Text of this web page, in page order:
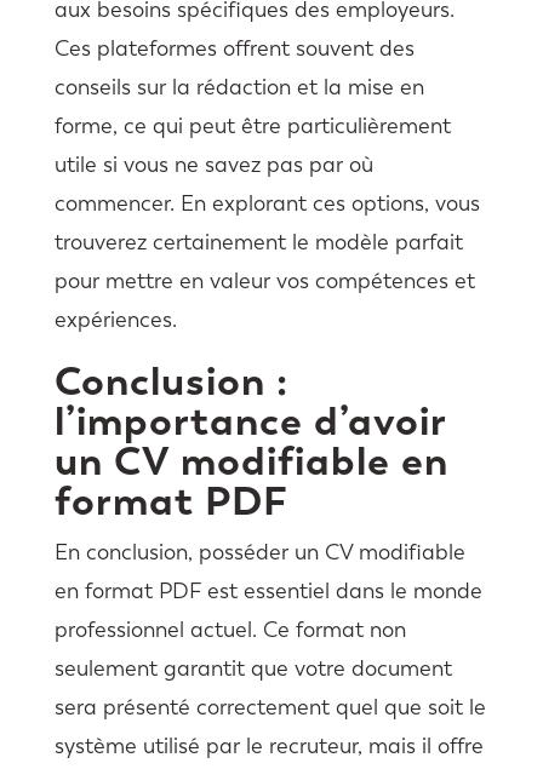
aux besoins spécifiques des employeurs.
Ces plateformes offrent souvent des
conseils sur la rédaction et la mise en
forme, ce qui peut être particulièrement
utile si vous ne savez pas par où
commencer. En explorant ces options, vous
trouverez certainement le modèle parfait
pour mettre en valeur vos compétences et
expériences.
Conclusion :
l’importance d’avoir
un CV modifiable en
format PDF
En conclusion, posséder un CV modifiable
en format PDF est essentiel dans le monde
professionnel actuel. Ce format non
seulement garantit que votre document
sera présenté correctement quel que soit le
système utilisé par le recruteur, mais il offre